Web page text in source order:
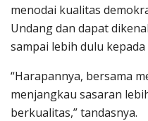
menodai kualitas
Undang dan dapat
sampai lebih dulu
“Harapannya, bersama
menjangkau sasaran
berkualitas,” tandasnya.